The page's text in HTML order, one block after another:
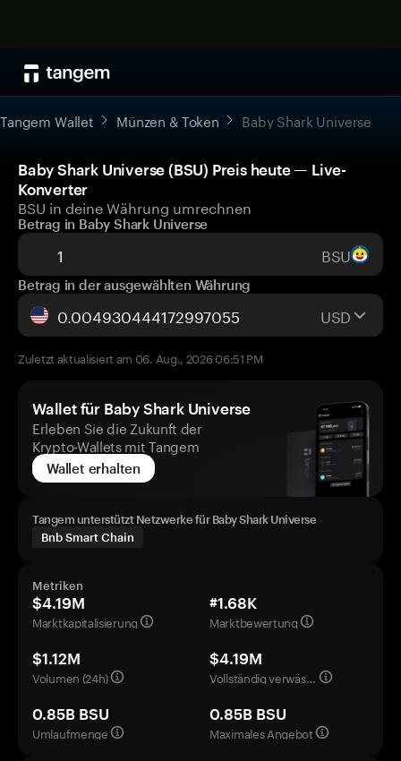
Tangem Wallet Münzen & Token Baby Shark Universe
Baby Shark Universe (BSU) Preis heute — Live-
Konverter
BSU in deine Währung umrechnen
Betrag in Baby Shark Universe
BSU
Betrag in der ausgewählten Währung
USD
Zuletzt aktualisiert am 06. Aug., 2026 06:51 PM
Wallet für Baby Shark Universe
Erleben Sie die Zukunft der
Krypto-Wallets mit Tangem
Wallet erhalten
Tangem unterstützt Netzwerke für Baby Shark Universe
Bnb Smart Chain
Metriken
$4.19M
Marktkapitalisierung
#1.68K
Marktbewertung
$1.12M
Volumen (24h)
$4.19M
Vollständig verwässerte Bewertung
0.85B BSU
Umlaufmenge
0.85B BSU
Maximales Angebot